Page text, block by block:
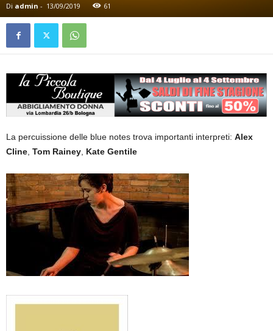
Di admin - 13/09/2019 61
La percuissione delle blue notes trova importanti interpreti: Alex
Cline Tom Rainey Kate Gentile